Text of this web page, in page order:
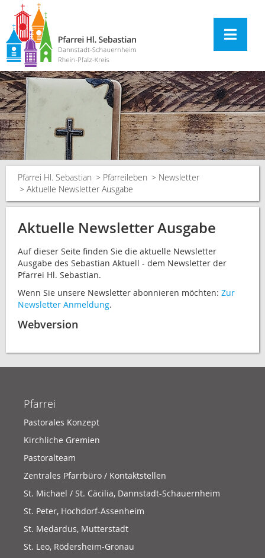
Pfarrei Hl. Sebastian Pfarreileben
Newsletter
Aktuelle Newsletter Ausgabe
Aktuelle Newsletter Ausgabe
Auf dieser Seite finden Sie die aktuelle Newsletter
Ausgabe des Sebastian Aktuell - dem Newsletter der
Pfarrei Hl. Sebastian.
Wenn Sie unsere Newsletter abonnieren möchten: Zur
Newsletter Anmeldung.
Webversion
Pfarrei
Pastorales Konzept
Kirchliche Gremien
Pastoralteam
Zentrales Pfarrbüro / Kontaktstellen
St. Michael / St. Cäcilia, Dannstadt-Schauernheim
St. Peter, Hochdorf-Assenheim
St. Medardus, Mutterstadt
St. Leo, Rödersheim-Gronau